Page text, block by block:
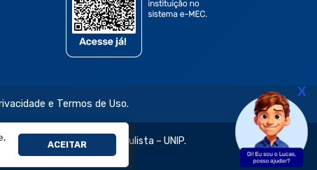
ACEITAR
e Termos de Uso.
e da Universidade Paulista – UNIP.
e expressa.
X